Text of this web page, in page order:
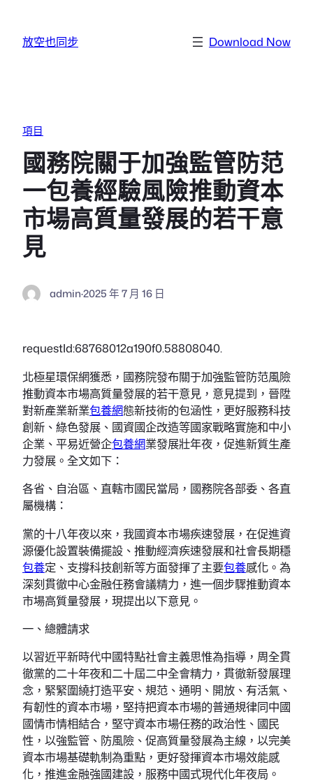
放空也同步 Download Now
項目
國務院關于加強監管防范
一包養經驗風險推動資本
市場高質量發展的若干意
見
admin·2025 年 7 月 16 日
requestId:68768012a190f0.58808040.
北極星環保網獲悉，國務院發布關于加強監管防范風險
推動資本市場高質量發展的若干意見，意見提到，晉陞
對新產業新業包養網態新技術的包涵性，更好服務科技
創新、綠色發展、國資國企改造等國家戰略實施和中小
企業、平易近營企包養網業發展壯年夜，促進新質生產
力發展。全文如下：
各省、自治區、直轄市國民當局，國務院各部委、各直
屬機構：
黨的十八年夜以來，我國資本市場疾速發展，在促進資
源優化設置裝備擺設、推動經濟疾速發展和社會長期穩
包養定、支撐科技創新等方面發揮了主要包養感化。為
深刻貫徹中心金融任務會議精力，進一個步驟推動資本
市場高質量發展，現提出以下意見。
一、總體請求
以習近平新時代中國特點社會主義思惟為指導，周全貫
徹黨的二十年夜和二十屆二中全會精力，貫徹新發展理
念，緊緊圍繞打造平安、規范、通明、開放、有活氣、
有韌性的資本市場，堅持把資本市場的普通規律同中國
國情市情相結合，堅守資本市場任務的政治性、國民
性，以強監管、防風險、促高質量發展為主線，以完美
資本市場基礎軌制為重點，更好發揮資本市場效能感
化，推進金融強國建設，服務中國式現代化年夜局。